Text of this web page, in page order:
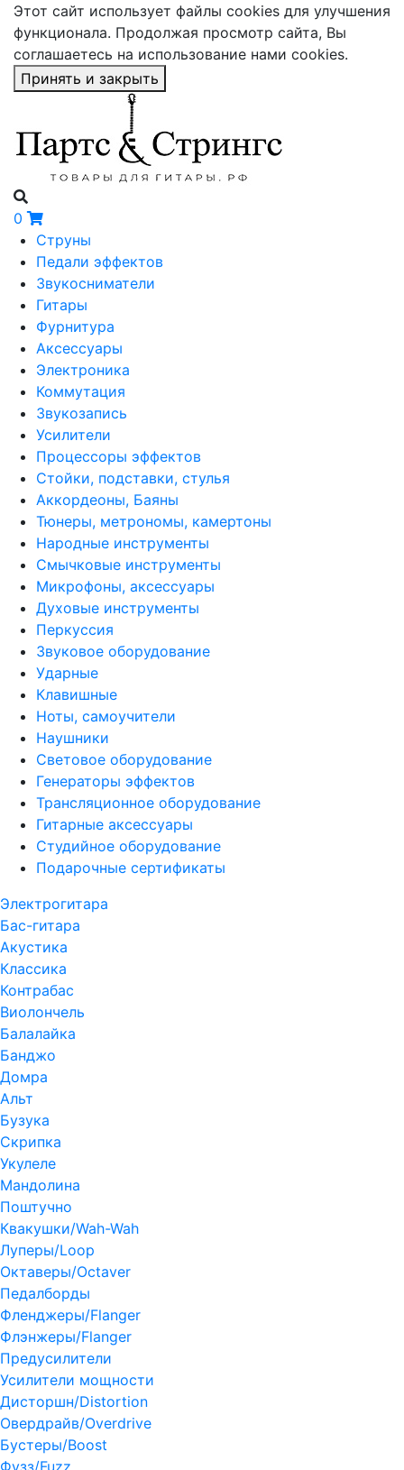
Этот сайт использует файлы cookies для улучшения
функционала. Продолжая просмотр сайта, Вы
соглашаетесь на использование нами cookies.
Принять и закрыть
0
Струны
Педали эффектов
Звукосниматели
Гитары
Фурнитура
Аксессуары
Электроника
Коммутация
Звукозапись
Усилители
Процессоры эффектов
Стойки, подставки, стулья
Аккордеоны, Баяны
Тюнеры, метрономы, камертоны
Народные инструменты
Смычковые инструменты
Микрофоны, аксессуары
Духовые инструменты
Перкуссия
Звуковое оборудование
Ударные
Клавишные
Ноты, самоучители
Наушники
Световое оборудование
Генераторы эффектов
Трансляционное оборудование
Гитарные аксессуары
Студийное оборудование
Подарочные сертификаты
Электрогитара
Бас-гитара
Акустика
Классика
Контрабас
Виолончель
Балалайка
Банджо
Домра
Альт
Бузука
Скрипка
Укулеле
Мандолина
Поштучно
Квакушки/Wah-Wah
Луперы/Loop
Октаверы/Octaver
Педалборды
Фленджеры/Flanger
Флэнжеры/Flanger
Предусилители
Усилители мощности
Дисторшн/Distortion
Овердрайв/Overdrive
Бустеры/Boost
Фузз/Fuzz